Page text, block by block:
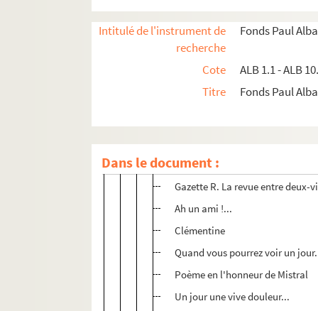
Intitulé de l'instrument de
recherche
Fonds Paul
Cote
ALB 1.1 - ALB
Titre
Fonds Paul
Dans le document :
Ma tante il faut que je
En sortant si par hasard...
Symphonie en noir
Septimanie (2 versions)
À Mistral
Gazette R. La revue entre deux-
Ah un ami !...
Clémentine
Quand vous pourrez voir un
Poème en l'honneur de Mistral
Un jour une vive douleur...